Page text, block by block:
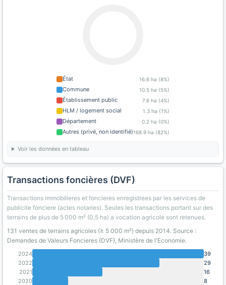
État 16.6 ha (8%)
Commune 10.5 ha (5%)
Établissement public 7.6 ha (4%)
HLM / logement social 1.3 ha (1%)
Département 0.2 ha (0%)
Autres (privé, non identifié)168.9 ha (82%)
Voir les données en tableau
Transactions foncières (DVF)
Transactions immobilieres et foncieres enregistrees par les services de
publicite fonciere (actes notaries). Seules les transactions portant sur des
terrains de plus de 5 000 m² (0,5 ha) a vocation agricole sont retenues.
131 ventes de terrains agricoles (≥ 5 000 m²) depuis 2014. Source :
Demandes de Valeurs Foncieres (DVF), Ministère de l'Economie.
2024
39
2022
29
2021
16
2020
8